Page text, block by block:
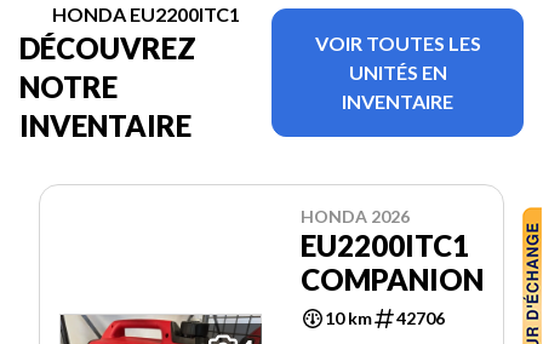
HONDA EU2200ITC1
DÉCOUVREZ
NOTRE
INVENTAIRE
VOIR TOUTES LES
UNITÉS EN
INVENTAIRE
HONDA 2026
EU2200ITC1
COMPANION
10 km 42706